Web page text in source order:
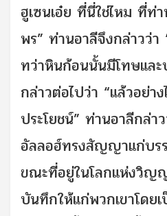
ฮูเซนเอ๋ย ที่นี่ใช่ไหม ที่ท่
พร” ท่านอาลีจึงกล่าวว่า
ทว่าหินก้อนนั้นมีโทษและ
กล่าวต่อไปว่า “แล้วอย่า
ประโยชน์” ท่านอาลีกล่า
อัลลอฮ์ทรงสัญญาแก่บ
ขณะที่อยู่ในโลกแห่งวิญ
บันทึกให้แก่พวกเขาโด